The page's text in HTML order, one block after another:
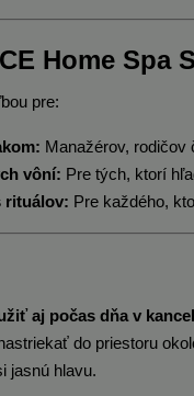
Home Spa
pre:
Manažérov, rodičov
vôní: Pre tých, ktorí
rituálov: Pre každého,
aj počas dňa v
do priestoru
jasnú hlavu.